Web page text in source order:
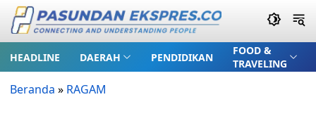
HEADLINE DAERAH PENDIDIKAN
FOOD &
TRAVELING
Beranda » RAGAM